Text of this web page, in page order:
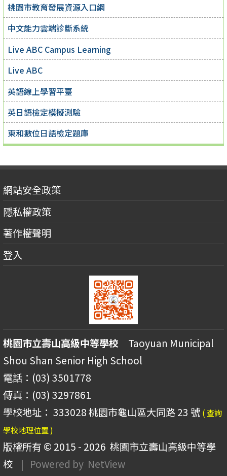
桃園市教育發展資源入口網
中文能力雲端診斷系統
Live ABC Campus Learning
Live ABC
英語線上學習平臺
英日語檢定模擬測驗
東和數位日語檢定題庫
網站安全政策
隱私權政策
著作權聲明
登入
桃園市立壽山高級中等學校 Taoyuan Municipal
Shou Shan Senior High School
電話：(03) 3501778
傳真：(03) 3297861
學校地址： 333028 桃園市龜山區大同路 23 號 ( 查詢
學校地理位置 )
版權所有 © 2015 - 2026 桃園市立壽山高級中等學
校
| Powered by NetView